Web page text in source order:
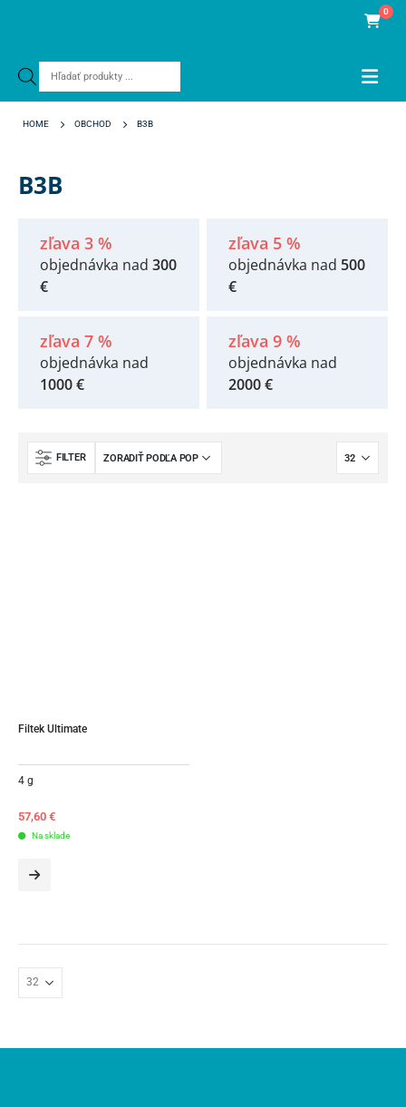
Products
0
HOME OBCHOD B3B
B3B
zľava 3 %
objednávka nad 300
€
zľava 5 %
objednávka nad 500
€
zľava 7 %
objednávka nad
1000 €
zľava 9 %
objednávka nad
2000 €
FILTER
Filtek Ultimate
4 g
57,60 €
Na sklade